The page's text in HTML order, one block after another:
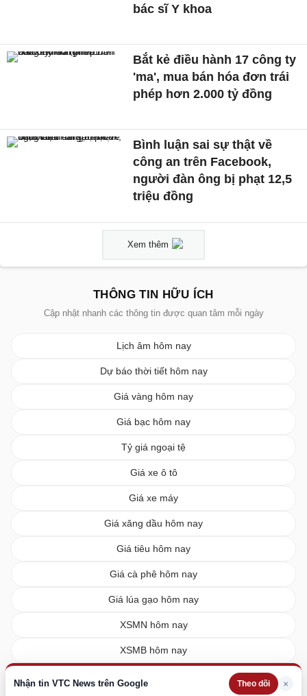
Nhận tin VTC News trên Google Theo dõi ×
bác sĩ Y khoa
Bắt kẻ điều hành 17 công ty
'ma', mua bán hóa đơn trái
phép hơn 2.000 tỷ đồng
Bình luận sai sự thật về
công an trên Facebook,
người đàn ông bị phạt 12,5
triệu đồng
Xem thêm
THÔNG TIN HỮU ÍCH
Cập nhật nhanh các thông tin được quan tâm mỗi ngày
Lịch âm hôm nay
Dự báo thời tiết hôm nay
Giá vàng hôm nay
Giá bạc hôm nay
Tỷ giá ngoại tệ
Giá xe ô tô
Giá xe máy
Giá xăng dầu hôm nay
Giá tiêu hôm nay
Giá cà phê hôm nay
Giá lúa gạo hôm nay
XSMN hôm nay
XSMB hôm nay